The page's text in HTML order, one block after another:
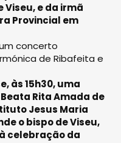
Viseu, e da irmã
Provincial em
concerto
de Ribafeita e
às 15h30, uma
Rita Amada de
Jesus Maria
o bispo de Viseu,
celebração da